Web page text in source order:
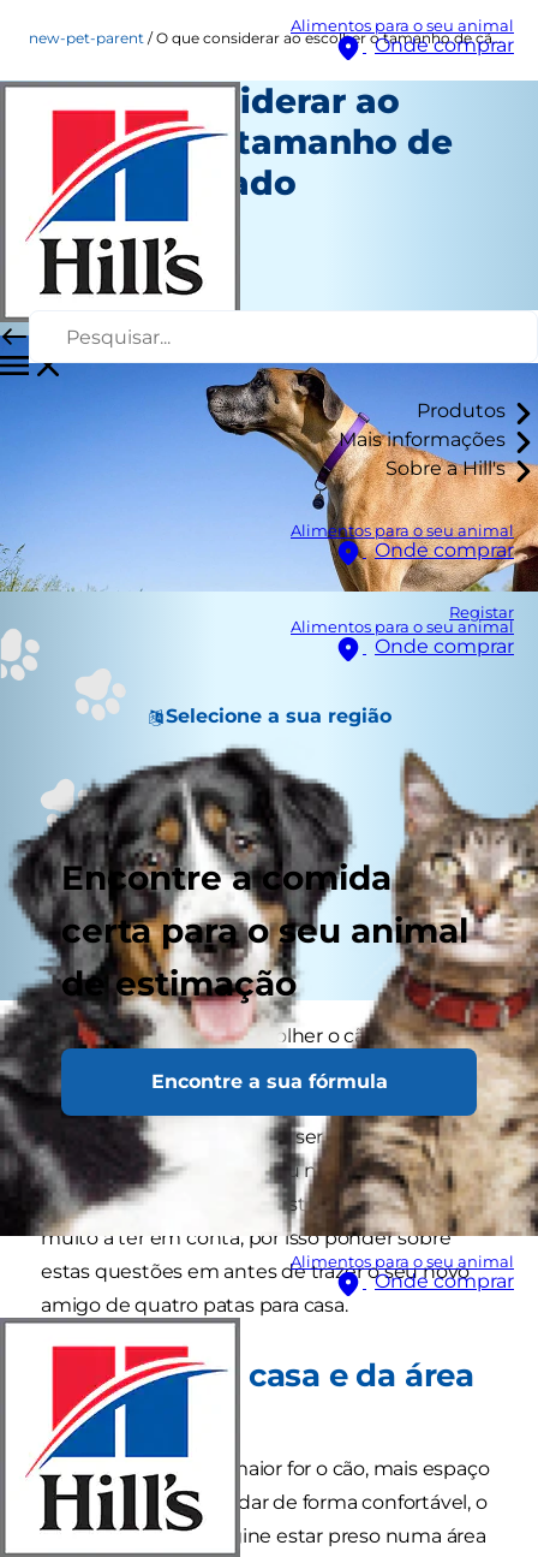
Alimentos para o seu animal
Onde comprar
Produtos
Mais informações
Sobre a Hill's
Alimentos para o seu animal
Onde comprar
Registar
Alimentos para o seu animal
Onde comprar
Selecione a sua região
Encontre a comida
certa para o seu animal
de estimação
Encontre a sua fórmula
Alimentos para o seu animal
Onde comprar
new-pet-parent O que considerar ao escolher o tamanho de cão adequado
O que considerar ao
escolher o tamanho de
cão adequado
Novo tutor
Katie Finlay
Setembro 05, 2016
No que diz respeito a escolher o cão com o
tamanho certo para si e para a sua família, há
várias coisas a ter em consideração. O tamanho
do cão importa e não deve ser encarado com
ligeireza, para o bem do seu novo cão, para si
enquanto tutor e para o resto da família. Há
muito a ter em conta, por isso ponder sobre
estas questões em antes de trazer o seu novo
amigo de quatro patas para casa.
Tamanho da casa e da área
exterior
Regra geral, quanto maior for o cão, mais espaço
precisa para o acomodar de forma confortável, o
que faz sentido. Imagine estar preso numa área